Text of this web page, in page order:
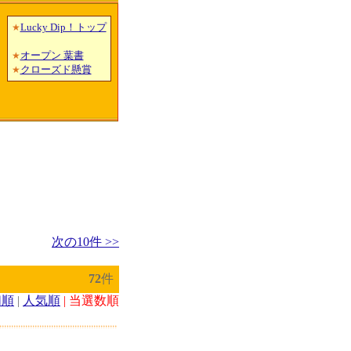
★Lucky Dip！トップ
★オープン 葉書
★クローズド懸賞
次の10件 >>
72件
| 人気順 | 当選数順